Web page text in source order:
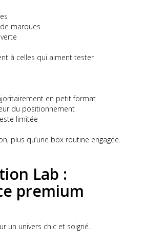
marques
à celles qui aiment tester
en petit format
du positionnement
limitée
plus qu’une box routine engagée.
Lab :
premium
un univers chic et soigné.